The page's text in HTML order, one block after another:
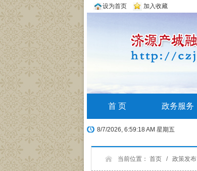
设为首页 加入收藏
首 页 政务服务
8/7/2026, 6:59:19 AM 星期五
当前位置： 首页 / 政策发布